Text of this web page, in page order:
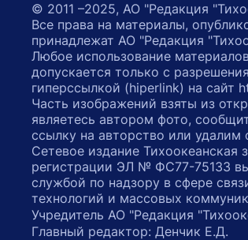
© 2011 –2025, АО "Редакция
Все права на материалы,
принадлежат АО "Редакция
Любое использование
допускается только с
гиперссылкой (hiperlink) на сайт
Часть изображений взяты из
являетесь автором фото,
ссылку на авторство или
Сетевое издание Тихоокеанская
регистрации ЭЛ № ФС77-75133
службой по надзору в сфере
технологий и массовых
Учредитель АО "Редакция
Главный редактор: Денчик Е.Д.